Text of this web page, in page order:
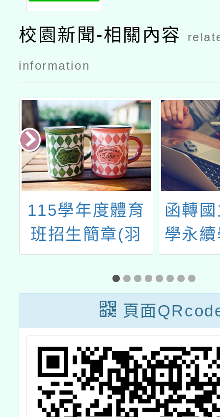
習課程
校園新聞-相關內容
information
115學年度體育
班招生簡章(羽
球)
函轉
學永
「環
領人
程」
課程
頁面